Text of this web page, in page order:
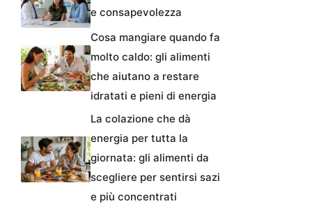
e consapevolezza
Cosa mangiare quando fa
molto caldo: gli alimenti
che aiutano a restare
idratati e pieni di energia
La colazione che dà
energia per tutta la
giornata: gli alimenti da
scegliere per sentirsi sazi
e più concentrati